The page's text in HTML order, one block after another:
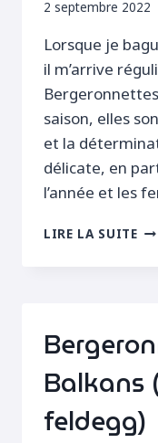
2 septembre 2022
Lorsque je
il m’arrive
saison, elles
et la
délicate, en
l’année et les
LIRE LA SUITE
Balkans
feldegg)